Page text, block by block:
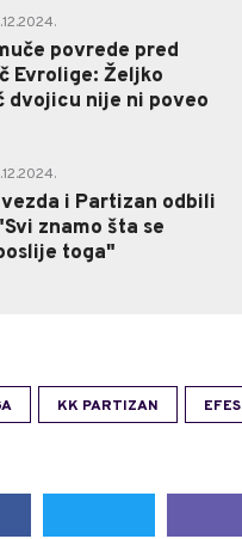
povrede pred
Evrolige: Željko
dvojicu nije ni poveo
i Partizan odbili
znamo šta se
toga"
KK PARTIZAN EFES